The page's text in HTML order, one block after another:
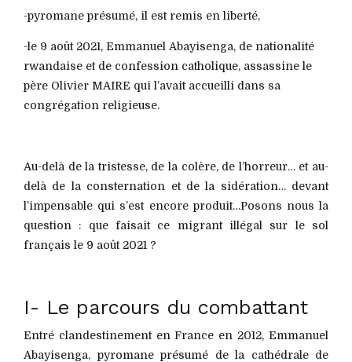
-pyromane présumé, il est remis en liberté,
-le 9 août 2021, Emmanuel Abayisenga, de nationalité
rwandaise et de confession catholique, assassine le
père Olivier MAIRE qui l’avait accueilli dans sa
congrégation religieuse.
Au-delà de la tristesse, de la colère, de l’horreur… et au-
delà de la consternation et de la sidération… devant
l’impensable qui s’est encore produit…Posons nous la
question : que faisait ce migrant illégal sur le sol
français le 9 août 2021 ?
I- Le parcours du combattant
Entré clandestinement en France en 2012, Emmanuel
Abayisenga, pyromane présumé de la cathédrale de